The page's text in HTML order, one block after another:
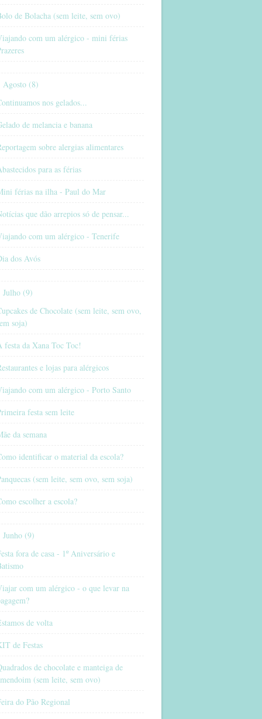
de Bolacha (sem leite, sem ovo)
com um alérgico - mini férias
Agosto (8)
nos gelados...
de melancia e banana
sobre alergias alimentares
para as férias
férias na ilha - Paul do Mar
que dão arrepios só de pensar...
com um alérgico - Tenerife
dos Avós
Julho (9)
de Chocolate (sem leite, sem ovo,
soja)
festa da Xana Toc Toc!
e lojas para alérgicos
com um alérgico - Porto Santo
festa sem leite
da semana
identificar o material da escola?
(sem leite, sem ovo, sem soja)
escolher a escola?
Junho (9)
fora de casa - 1º Aniversário e
com um alérgico - o que levar na
de volta
de Festas
de chocolate e manteiga de
(sem leite, sem ovo)
do Pão Regional